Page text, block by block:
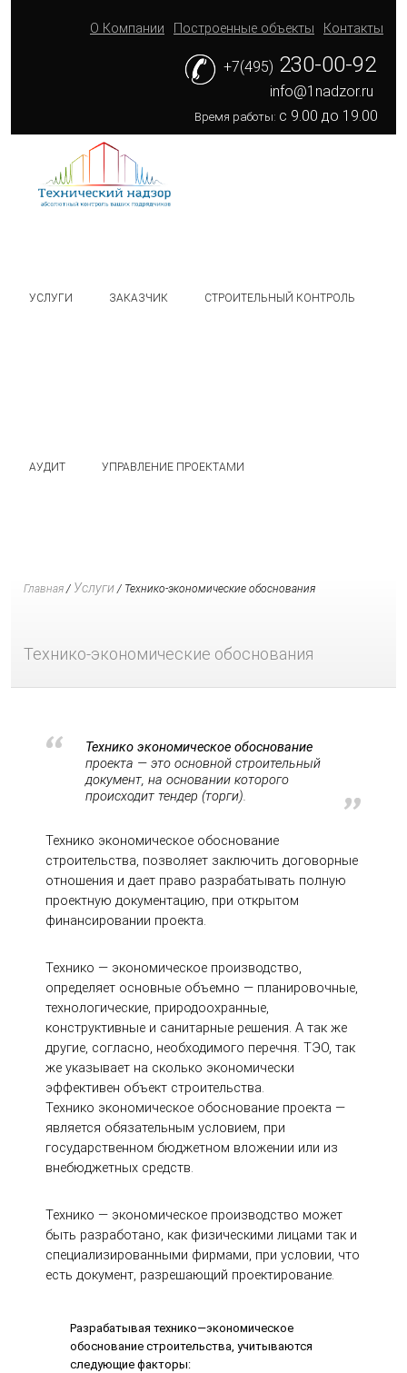
О Компании Построенные объекты Контакты
+7(495) 230-00-92
info@1nadzor.ru
Время работы: с 9.00 до 19.00
УСЛУГИ ЗАКАЗЧИК СТРОИТЕЛЬНЫЙ КОНТРОЛЬ
АУДИТ УПРАВЛЕНИЕ ПРОЕКТАМИ
Главная / Услуги / Технико-экономические обоснования
Технико-экономические обоснования
Технико экономическое обоснование
проекта — это основной строительный
документ, на основании которого
происходит тендер (торги).
Технико экономическое обоснование
строительства, позволяет заключить договорные
отношения и дает право разрабатывать полную
проектную документацию, при открытом
финансировании проекта.
Технико — экономическое производство,
определяет основные объемно — планировочные,
технологические, природоохранные,
конструктивные и санитарные решения. А так же
другие, согласно, необходимого перечня. ТЭО, так
же указывает на сколько экономически
эффективен объект строительства.
Технико экономическое обоснование проекта —
является обязательным условием, при
государственном бюджетном вложении или из
внебюджетных средств.
Технико — экономическое производство может
быть разработано, как физическими лицами так и
специализированными фирмами, при условии, что
есть документ, разрешающий проектирование.
Разрабатывая технико—экономическое
обоснование строительства, учитываются
следующие факторы: